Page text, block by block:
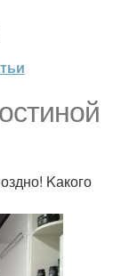
Kакого